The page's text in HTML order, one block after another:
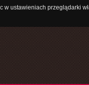
w ustawieniach przeglądarki